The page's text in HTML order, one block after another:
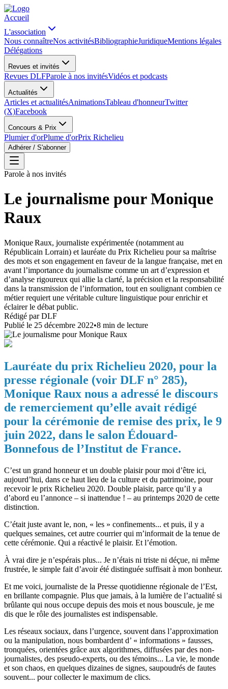
Accueil
L'association
Nous connaîtreNos activitésBibliographieJuridiqueMentions légales
Délégations
Revues et invités
Revues DLFParole à nos invitésVidéos et podcasts
Actualités
Articles et actualitésAnimationsTableau d'honneurTwitter
(X)Facebook
Concours & Prix
Plumier d'orPlume d'orPrix Richelieu
Adhérer / S'abonner
Parole à nos invités
Le journalisme pour Monique
Raux
Monique Raux, journaliste expérimentée (notamment au
Républicain Lorrain) et lauréate du Prix Richelieu pour sa maîtrise
des mots et son engagement en faveur de la langue française, met en
avant l’importance du journalisme comme un art d’expression et
d’analyse rigoureux qui allie la clarté, la précision et la responsabilité
dans la transmission de l’information, tout en soulignant combien ce
métier requiert une véritable culture linguistique pour enrichir et
éclairer le débat public.
Rédigé parDLF
Publié le 25 décembre 2022•8 min de lecture
Lauréate du prix Richelieu 2020, pour la
presse régionale (voir DLF n° 285),
Monique Raux nous a adressé le discours
de remerciement qu’elle avait rédigé
pour la cérémonie de remise des prix, le 9
juin 2022, dans le salon Édouard-
Bonnefous de l’Institut de France.
C’est un grand honneur et un double plaisir pour moi d’être ici,
aujourd’hui, dans ce haut lieu de la culture et du patrimoine, pour
recevoir le prix Richelieu 2020. Double plaisir, parce qu’il y a
d’abord eu l’annonce – si inattendue ! – au printemps 2020 de cette
distinction.
C’était juste avant le, non, « les » confinements... et puis, il y a
quelques semaines, cet autre courrier qui m’informait de la tenue de
cette cérémonie. Qui a réactivé le plaisir. Et l’émotion.
À vrai dire je n’espérais plus... Je n’étais ni triste ni déçue, ni même
frustrée, le simple fait d’avoir été distinguée suffisait à mon bonheur.
Et me voici, journaliste de la Presse quotidienne régionale de l’Est,
en brillante compagnie. Plus que jamais, à la lumière de l’actualité si
brûlante qui nous occupe depuis des mois et nous bouscule, je me
dis que le rôle des journalistes est indispensable.
Les réseaux sociaux, dans l’urgence, souvent dans l’approximation
ou la manipulation, nous bombardent d’ « informations » fausses,
tronquées, orientées grâce aux algorithmes, diffusées par des non-
journalistes, des pseudo-experts, ou des témoins... La vie, le monde
et son chaos, en quelques dizaines de signes, saupoudrés de fautes
souvent... pour collecter le maximum de clics.